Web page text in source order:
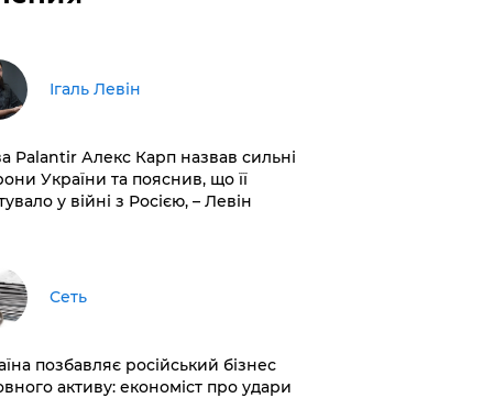
Ігаль Левін
Palantir Алекс Карп назвав сильні
України та пояснив, що її
у війні з Росією, – Левін
Сеть
позбавляє російський бізнес
активу: економіст про удари